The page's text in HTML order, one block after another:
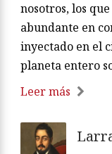
nosotros, los
abundante en
inyectado en el
planeta entero
Leer más